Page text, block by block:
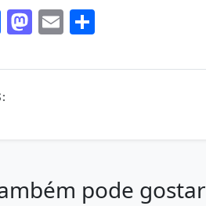
Facebook
Mastodon
Email
pode gostar